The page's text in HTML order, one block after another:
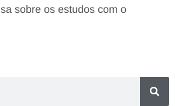
sobre os estudos com o